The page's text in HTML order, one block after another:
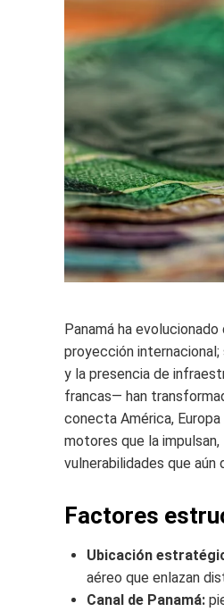
Panamá ha
proyección
y la presencia de
francas— han
conecta América,
motores que la
vulnerabilidades que aún
Factores
Ubicación
aéreo que enlazan
Canal de Panamá: